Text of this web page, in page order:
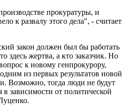
прокуратуры, и
к развалу этого дела", - считает
закон должен был бы работать
здесь жертва, а кто заказчик. Но
к новому генпрокурору,
из первых результатов новой
Возможно, тогда люди не будут
в зависимости от политической